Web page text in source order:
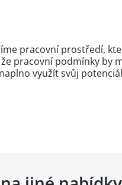
pracovní prostředí,
pracovní podmínky by
využít svůj